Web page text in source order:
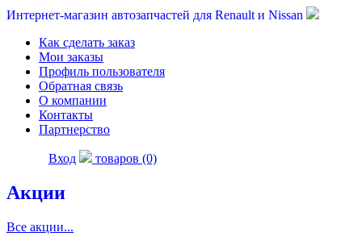
Интернет-магазин автозапчастей для Renault и Nissan
Как сделать заказ
Мои заказы
Профиль пользователя
Обратная связь
О компании
Контакты
Партнерство
Вход товаров (0)
Акции
Все акции...